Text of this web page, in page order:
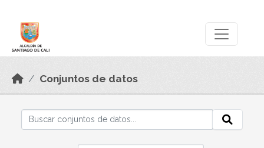
Conjuntos de datos